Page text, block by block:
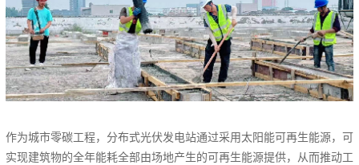
作为城市零碳工程，分布式光伏发电站通过采用太阳能可再生能源，可
实现建筑物的全年能耗全部由场地产生的可再生能源提供，从而推动工